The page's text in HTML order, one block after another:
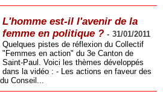
L'homme est-il l'avenir de la
femme en politique ? - 31/01/2011
Quelques pistes de réflexion du Collectif
"Femmes en action" du 3e Canton de
Saint-Paul. Voici les thèmes développés
dans la vidéo : - Les actions en faveur des
Conseil...